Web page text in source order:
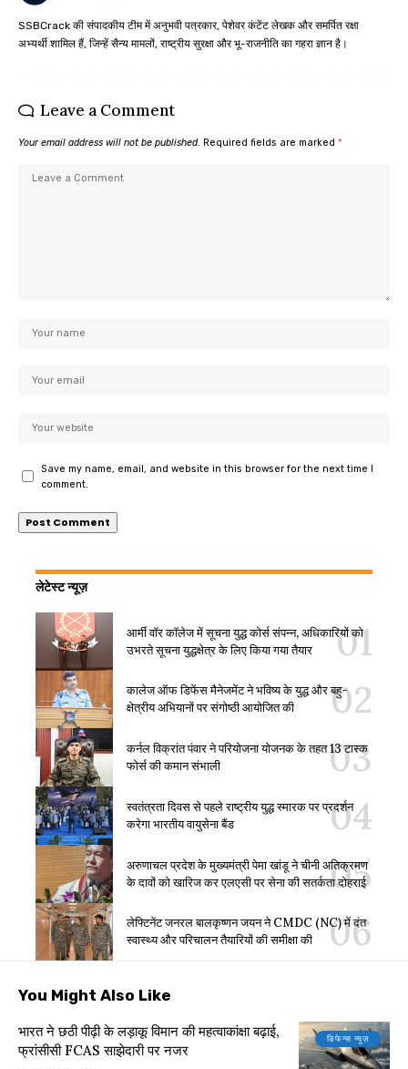
SSBCrack की संपादकीय टीम में अनुभवी पत्रकार, पेशेवर कंटेंट लेखक और समर्पित रक्षा
अभ्यर्थी शामिल हैं, जिन्हें सैन्य मामलों, राष्ट्रीय सुरक्षा और भू-राजनीति का गहरा ज्ञान है।
Leave a Comment
Your email address will not be published. Required fields are marked *
Save my name, email, and website in this browser for the next time I
comment.
लेटेस्ट न्यूज़
आर्मी वॉर कॉलेज में सूचना युद्ध कोर्स संपन्न, अधिकारियों को
उभरते सूचना युद्धक्षेत्र के लिए किया गया तैयार
कालेज ऑफ डिफेंस मैनेजमेंट ने भविष्य के युद्ध और बहु-
क्षेत्रीय अभियानों पर संगोष्ठी आयोजित की
कर्नल विक्रांत पंवार ने परियोजना योजनक के तहत 13 टास्क
फोर्स की कमान संभाली
स्वतंत्रता दिवस से पहले राष्ट्रीय युद्ध स्मारक पर प्रदर्शन
करेगा भारतीय वायुसेना बैंड
अरुणाचल प्रदेश के मुख्यमंत्री पेमा खांडू ने चीनी अतिक्रमण
के दावों को खारिज कर एलएसी पर सेना की सतर्कता दोहराई
लेफ्टिनेंट जनरल बालकृष्णन जयन ने CMDC (NC) में दंत
स्वास्थ्य और परिचालन तैयारियों की समीक्षा की
You Might Also Like
डिफेन्स न्यूज़
भारत ने छठी पीढ़ी के लड़ाकू विमान की महत्वाकांक्षा बढ़ाई,
फ्रांसीसी FCAS साझेदारी पर नजर